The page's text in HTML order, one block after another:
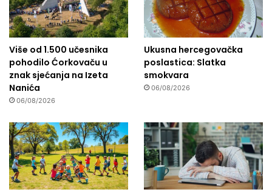
Više od 1.500 učesnika
pohodilo Ćorkovaču u
znak sjećanja na Izeta
Nanića
06/08/2026
Ukusna hercegovačka
poslastica: Slatka
smokvara
06/08/2026